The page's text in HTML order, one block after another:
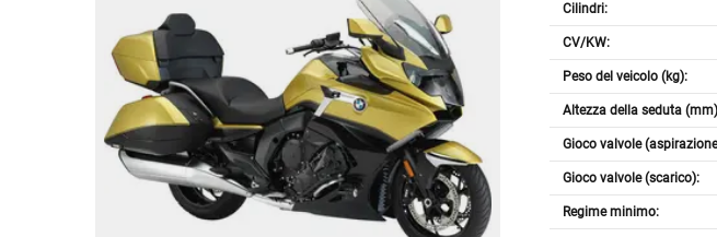
Cilindri:
CV/KW:
Peso del veicolo (kg):
Altezza della seduta
Gioco valvole
Gioco valvole (scarico):
Regime minimo: